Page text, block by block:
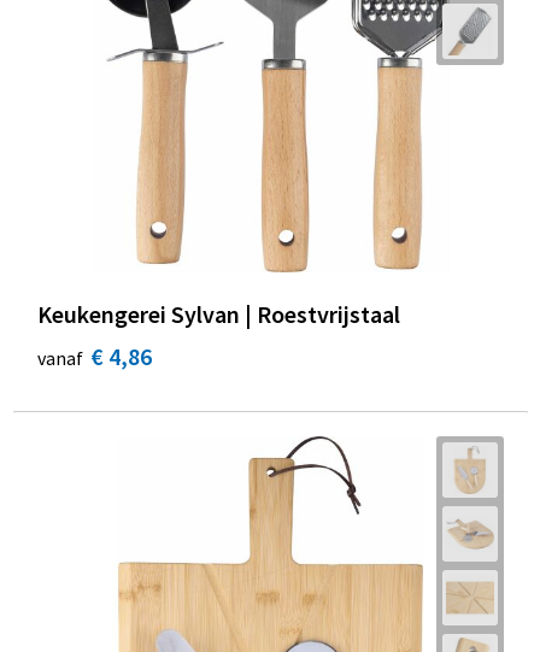
Keukengerei Sylvan | Roestvrijstaal
vanaf € 4,86